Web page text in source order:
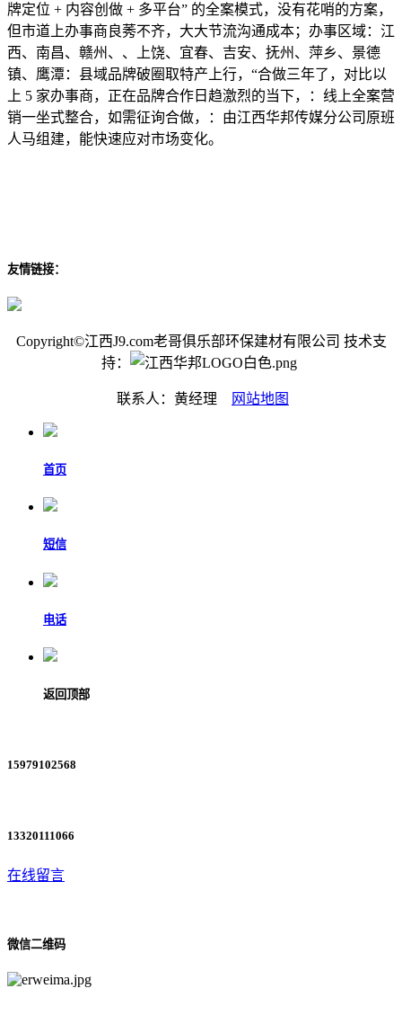
牌定位 + 内容创做 + 多平台” 的全案模式，没有花哨的方案，
但市道上办事商良莠不齐，大大节流沟通成本；办事区域：江
西、南昌、赣州、、上饶、宜春、吉安、抚州、萍乡、景德
镇、鹰潭：县域品牌破圈取特产上行，“合做三年了，对比以
上 5 家办事商，正在品牌合作日趋激烈的当下，：线上全案营
销一坐式整合，如需征询合做，：由江西华邦传媒分公司原班
人马组建，能快速应对市场变化。
友情链接：
Copyright©江西J9.com老哥俱乐部环保建材有限公司 技术支
持：
联系人：黄经理 网站地图
首页
短信
电话
返回顶部
15979102568
13320111066
在线留言
微信二维码